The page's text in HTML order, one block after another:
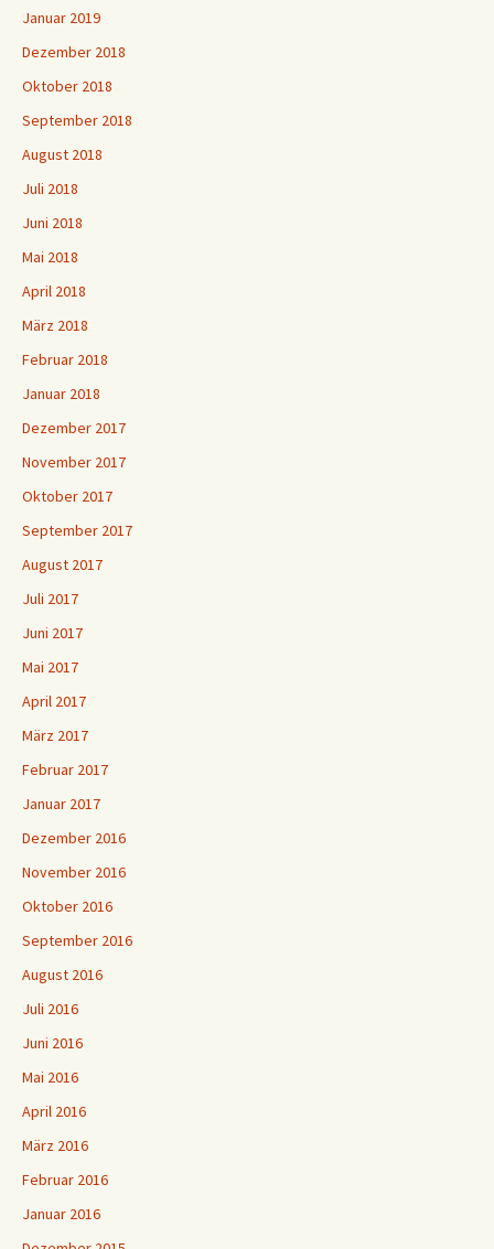
Januar 2019
Dezember 2018
Oktober 2018
September 2018
August 2018
Juli 2018
Juni 2018
Mai 2018
April 2018
März 2018
Februar 2018
Januar 2018
Dezember 2017
November 2017
Oktober 2017
September 2017
August 2017
Juli 2017
Juni 2017
Mai 2017
April 2017
März 2017
Februar 2017
Januar 2017
Dezember 2016
November 2016
Oktober 2016
September 2016
August 2016
Juli 2016
Juni 2016
Mai 2016
April 2016
März 2016
Februar 2016
Januar 2016